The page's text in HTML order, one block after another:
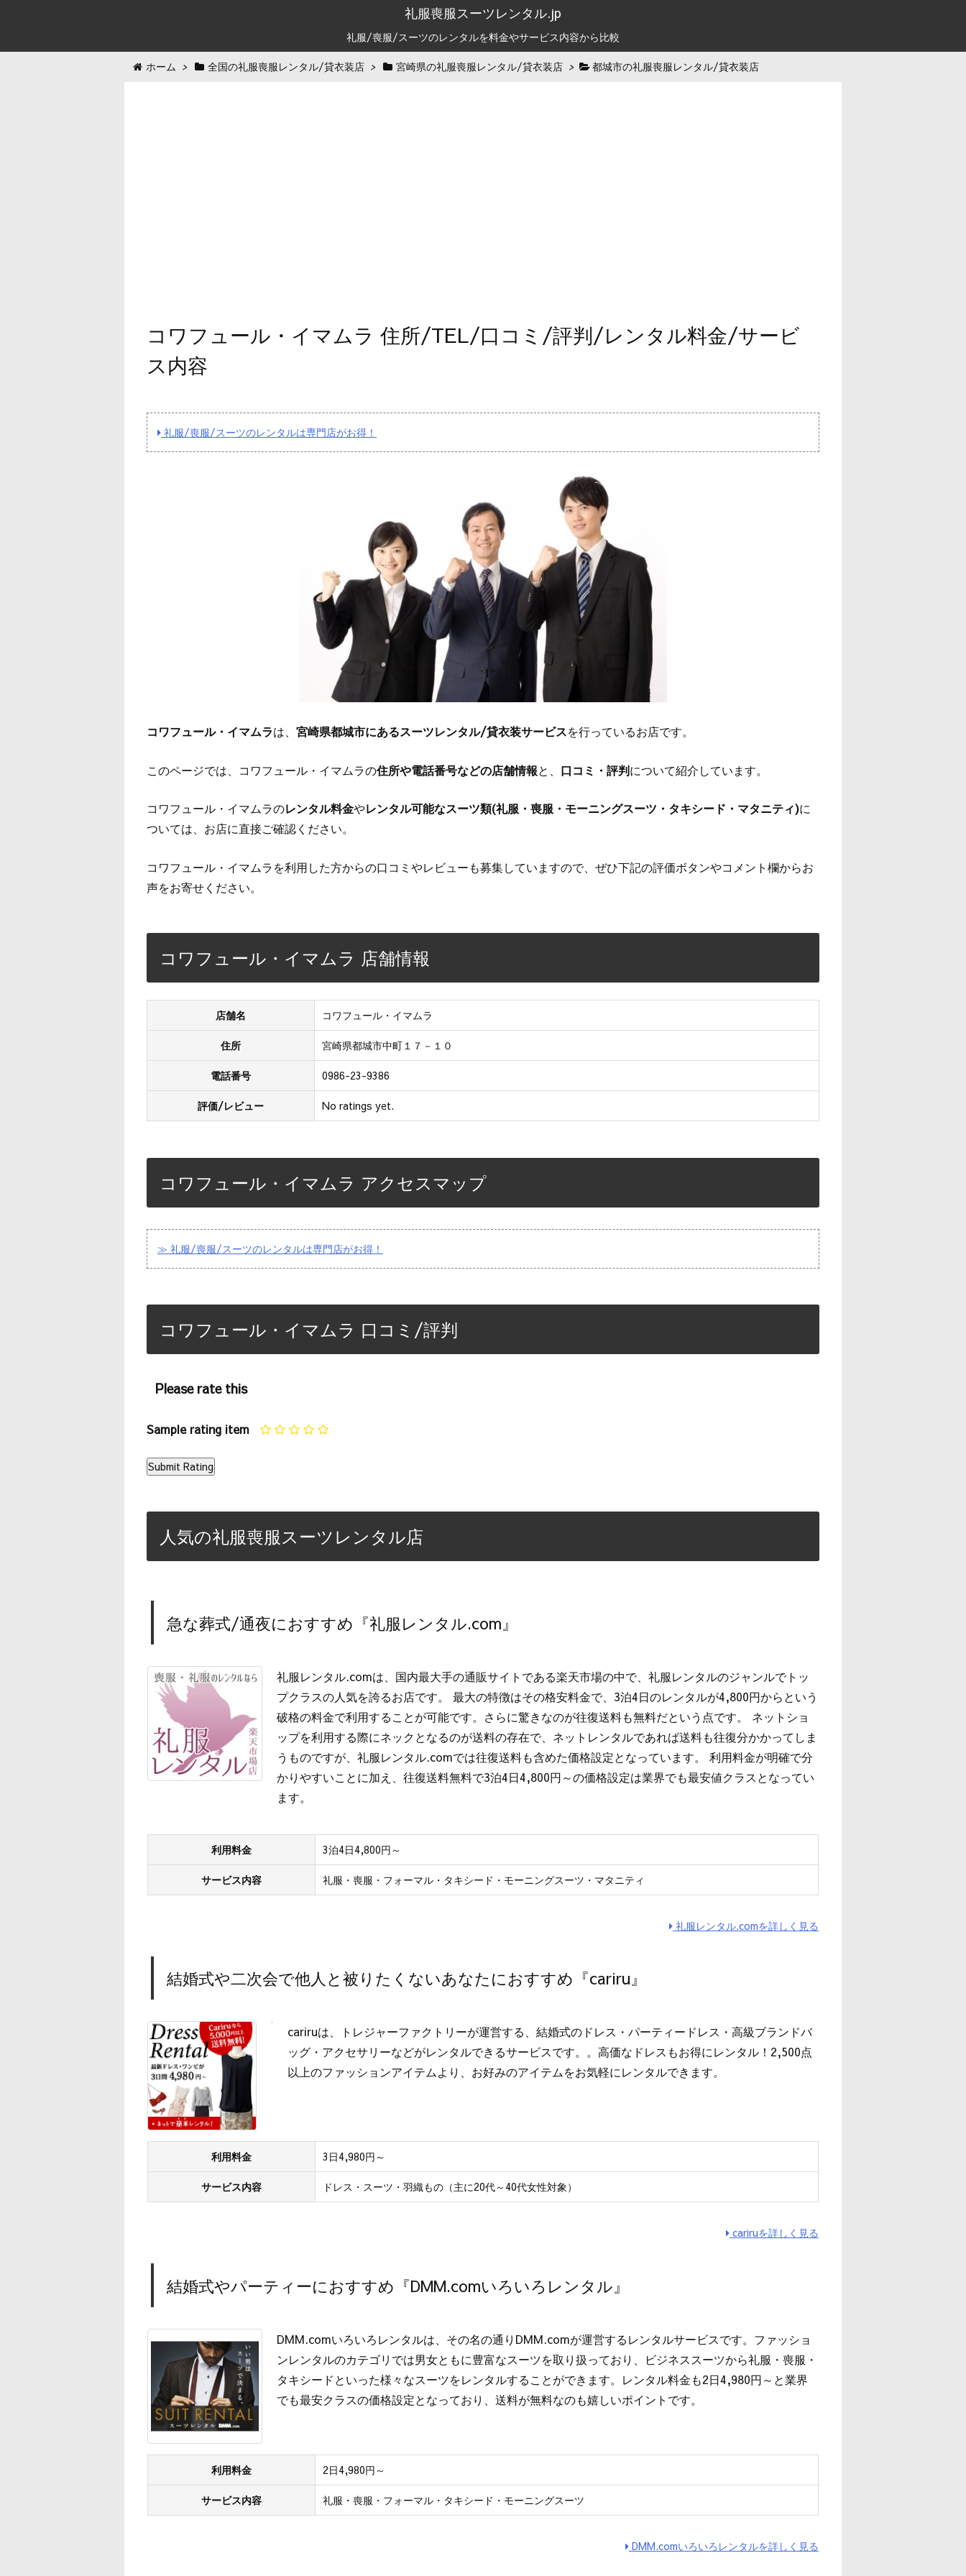
礼服喪服スーツレンタル.jp
礼服/喪服/スーツのレンタルを料金やサービス内容から比較
ホーム > 全国の礼服喪服レンタル/貸衣装店 > 宮崎県の礼服喪服レンタル/貸衣装店 > 都城市の礼服喪服レンタル/貸衣装店
コワフュール・イマムラ 住所/TEL/口コミ/評判/レンタル料金/サービ
ス内容
礼服/喪服/スーツのレンタルは専門店がお得！
コワフュール・イマムラは、 宮崎県都城市にあるスーツレンタル/貸衣装サービスを行っているお店です。
このページでは、コワフュール・イマムラの住所や電話番号などの店舗情報と、 口コミ・評判について紹介しています。
コワフュール・イマムラのレンタル料金やレンタル可能なスーツ類(礼服・喪服・モーニングスーツ・タキシード・マタニティ)に
ついては、お店に直接ご確認ください。
コワフュール・イマムラを利用した方からの口コミやレビューも募集していますので、ぜひ下記の評価ボタンやコメント欄からお
声をお寄せください。
コワフュール・イマムラ 店舗情報
店舗名 コワフュール・イマムラ
住所 宮崎県都城市中町１７－１０
電話番号 0986-23-9386
評価/レビュー No ratings yet.
コワフュール・イマムラ アクセスマップ
≫ 礼服/喪服/スーツのレンタルは専門店がお得！
コワフュール・イマムラ 口コミ/評判
Please rate this
Sample rating item
人気の礼服喪服スーツレンタル店
急な葬式/通夜におすすめ『礼服レンタル.com』
礼服レンタル.comは、国内最大手の通販サイトである楽天市場の中で、礼服レンタルのジャンルでトッ
プクラスの人気を誇るお店です。 最大の特徴はその格安料金で、3泊4日のレンタルが4,800円からという
破格の料金で利用することが可能です。さらに驚きなのが往復送料も無料だという点です。 ネットショ
ップを利用する際にネックとなるのが送料の存在で、ネットレンタルであれば送料も往復分かかってしま
うものですが、礼服レンタル.comでは往復送料も含めた価格設定となっています。 利用料金が明確で分
かりやすいことに加え、往復送料無料で3泊4日4,800円～の価格設定は業界でも最安値クラスとなってい
ます。
利用料金 3泊4日4,800円～
サービス内容 礼服・喪服・フォーマル・タキシード・モーニングスーツ・マタニティ
礼服レンタル.comを詳しく見る
結婚式や二次会で他人と被りたくないあなたにおすすめ『cariru』
cariruは、トレジャーファクトリーが運営する、結婚式のドレス・パーティードレス・高級ブランドバ
ッグ・アクセサリーなどがレンタルできるサービスです。。高価なドレスもお得にレンタル！2,500点
以上のファッションアイテムより、お好みのアイテムをお気軽にレンタルできます。
利用料金 3日4,980円～
サービス内容 ドレス・スーツ・羽織もの（主に20代～40代女性対象）
cariruを詳しく見る
結婚式やパーティーにおすすめ『DMM.comいろいろレンタル』
DMM.comいろいろレンタルは、その名の通りDMM.comが運営するレンタルサービスです。ファッショ
ンレンタルのカテゴリでは男女ともに豊富なスーツを取り扱っており、ビジネススーツから礼服・喪服・
タキシードといった様々なスーツをレンタルすることができます。レンタル料金も2日4,980円～と業界
でも最安クラスの価格設定となっており、送料が無料なのも嬉しいポイントです。
利用料金 2日4,980円～
サービス内容 礼服・喪服・フォーマル・タキシード・モーニングスーツ
DMM.comいろいろレンタルを詳しく見る